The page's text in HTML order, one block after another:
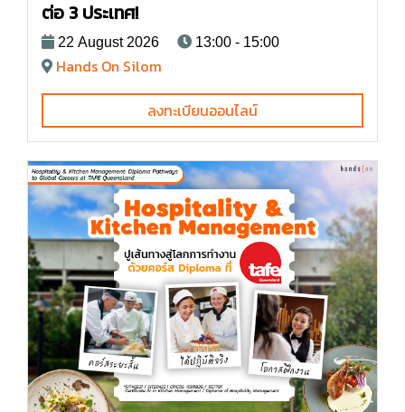
ต่อ 3 ประเทศ!
22 August 2026 13:00 - 15:00
Hands On Silom
ลงทะเบียนออนไลน์